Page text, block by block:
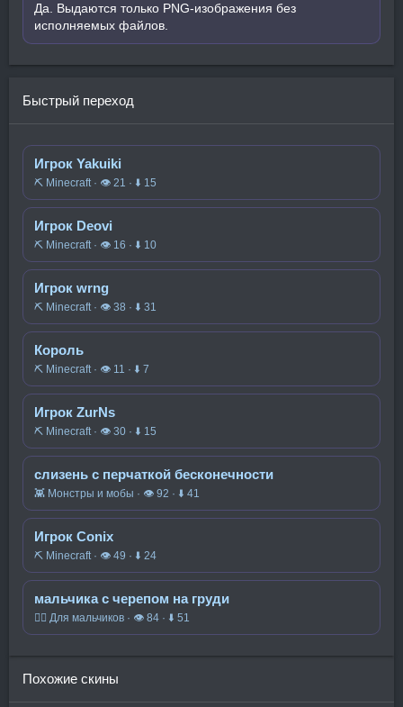
Да. Выдаются только PNG-изображения без
исполняемых файлов.
Быстрый переход
Игрок Yakuiki
⛏️ Minecraft · 👁 21 · ⬇ 15
Игрок Deovi
⛏️ Minecraft · 👁 16 · ⬇ 10
Игрок wrng
⛏️ Minecraft · 👁 38 · ⬇ 31
Король
⛏️ Minecraft · 👁 11 · ⬇ 7
Игрок ZurNs
⛏️ Minecraft · 👁 30 · ⬇ 15
слизень с перчаткой бесконечности
👾 Монстры и мобы · 👁 92 · ⬇ 41
Игрок Conix
⛏️ Minecraft · 👁 49 · ⬇ 24
мальчика с черепом на груди
🧍‍♂️ Для мальчиков · 👁 84 · ⬇ 51
Похожие скины